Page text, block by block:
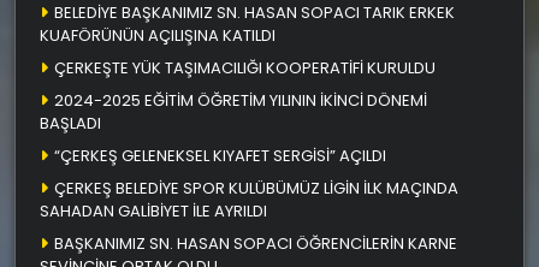
BELEDİYE BAŞKANIMIZ SN. HASAN SOPACI TARIK ERKEK
KUAFÖRÜNÜN AÇILIŞINA KATILDI
ÇERKEŞTE YÜK TAŞIMACILIĞI KOOPERATİFİ KURULDU
2024-2025 EĞİTİM ÖĞRETİM YILININ İKİNCİ DÖNEMİ
BAŞLADI
“ÇERKEŞ GELENEKSEL KIYAFET SERGİSİ” AÇILDI
ÇERKEŞ BELEDİYE SPOR KULÜBÜMÜZ LİGİN İLK MAÇINDA
SAHADAN GALİBİYET İLE AYRILDI
BAŞKANIMIZ SN. HASAN SOPACI ÖĞRENCİLERİN KARNE